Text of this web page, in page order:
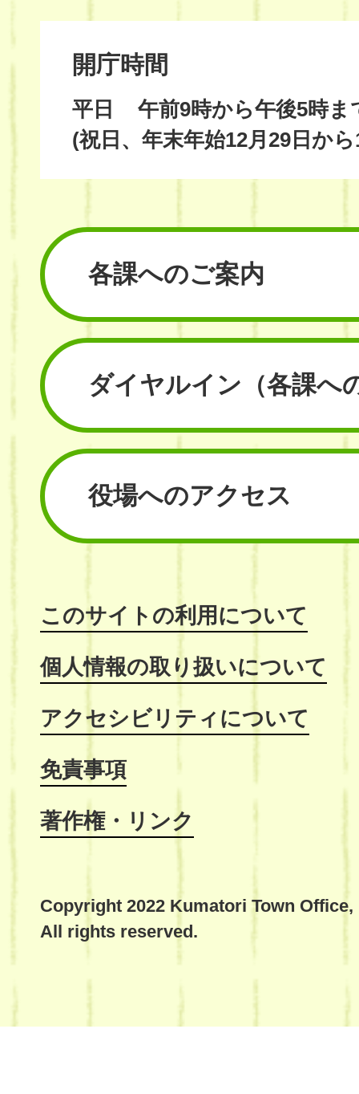
開庁時間
平日
午前9時から午後5時ま
(祝日、年末年始12月29日か
各課へのご案内
ダイヤルイン （各課へ
役場へのアクセス
このサイトの利用について
個人情報の取り扱いについて
アクセシビリティについて
免責事項
著作権・リンク
Copyright 2022 Kumatori Town Office,
All rights reserved.